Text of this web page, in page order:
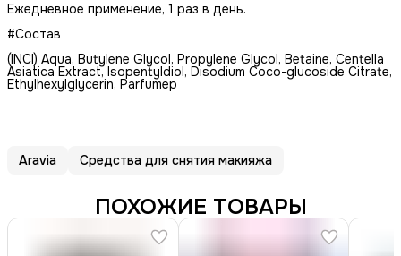
Ежедневное применение, 1 раз в день.
#Состав
(INCI) Aqua, Butylene Glycol, Propylene Glycol, Betaine, Centella
Asiatica Extract, Isopentyldiol, Disodium Coco-glucoside Citrate,
Ethylhexylglycerin, Parfumep
Aravia Средства для снятия макияжа
ПОХОЖИЕ ТОВАРЫ